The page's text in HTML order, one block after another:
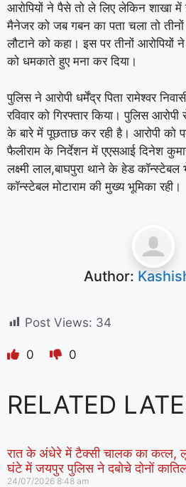
आरोपियों ने पैसे तो ले लिए लेकिन शाखा में
मैनेजर को जब गबन का पता चला तो
लौटाने को कहा। इस पर तीनों आरोपियों
को धमकाते हुए मना कर दिया।
पुलिस ने आरोपी धर्मेंद्र पिता रामेश्वर
रविवार को गिरफ्तार किया। पुलिस
के बारे में पूछताछ कर रही है। आरोपी को
फैलीराम के निर्देशन में एएसआई दिनेश
लक्ष्मी लाल,बाघपुरा थाने के हेड
कॉन्स्टेबल मोटाराम की मुख्य भूमिका रही।
Author:
Post Views: 34
0 0
RELATED
रात के अंधेरे में टैक्सी चालक का कत्ल,
घंटे में जयपुर पुलिस ने दबोचे दोनों
24/07/2026 8:48 am